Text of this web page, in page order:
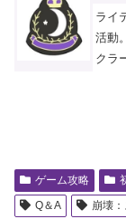
ライ
活動
クラ
ゲーム攻略
Q＆A
崩壊